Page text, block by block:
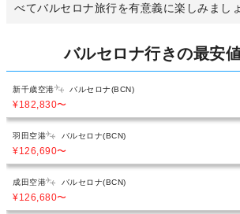
べてバルセロナ旅行を有意義に楽しみましょ
バルセロナ行きの最安
新千歳空港 バルセロナ(BCN)
¥182,830〜
羽田空港 バルセロナ(BCN)
¥126,690〜
成田空港 バルセロナ(BCN)
¥126,680〜